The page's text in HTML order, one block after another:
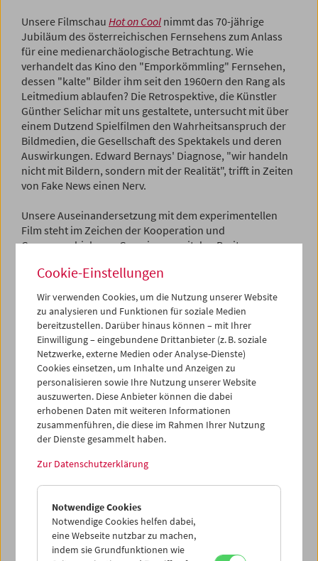
Unsere Filmschau Hot on Cool nimmt das 70-jährige
Jubiläum des österreichischen Fernsehens zum Anlass
für eine medienarchäologische Betrachtung. Wie
verhandelt das Kino den "Emporkömmling" Fernsehen,
dessen "kalte" Bilder ihm seit den 1960ern den Rang als
Leitmedium ablaufen? Die Retrospektive, die Künstler
Günther Selichar mit uns gestaltete, untersucht mit über
einem Dutzend Spielfilmen den Wahrheitsanspruch der
Bildmedien, die Gesellschaft des Spektakels und deren
Auswirkungen. Edward Bernays' Diagnose, "wir handeln
nicht mit Bildern, sondern mit der Realität", trifft in Zeiten
von Fake News einen Nerv.
Unsere Auseinandersetzung mit dem experimentellen
Film steht im Zeichen der Kooperation und
Grenzverschiebung. Gemeinsam mit den Breitenseer
vonBorjana Ventzislavova. Die österreichisch-bulgarische
Künstlerin, deren Werk medienreflexiv und politisch ist,
findet internationale Beachtung. Diskussion und
Begegnung stehen seit 20 Jahren im Mittelpunkt der
Schule für unabhängigen Film, die von Friedl Kubelka
gegründet wurde. Zum Geburtstag öffnen wir Lehrenden
und Studierenden unsere Türen für Programme, die das
Wesen des Films entdecken wollen: das Filmische an und
für sich.
Der Frage nach dem Filmischen widmete der jüngst
verstorbeneHarry Tomiceksein Leben: als Filmemacher,
vor allem hunderter Programmtexte, die er für uns
schrieb. Wir trauern um einen großen Kinodenker.
Michael Loebenstein
Dank an
Cookie-Einstellungen
Wir verwenden Cookies, um die Nutzung unserer Website
zu analysieren und Funktionen für soziale Medien
bereitzustellen. Darüber hinaus können – mit Ihrer
Einwilligung – eingebundene Drittanbieter (z. B. soziale
Netzwerke, externe Medien oder Analyse-Dienste)
Cookies einsetzen, um Inhalte und Anzeigen zu
personalisieren sowie Ihre Nutzung unserer Website
auszuwerten. Diese Anbieter können die dabei
erhobenen Daten mit weiteren Informationen
zusammenführen, die diese im Rahmen Ihrer Nutzung
der Dienste gesammelt haben.
Zur Datenschutzerklärung
Notwendige Cookies
Notwendige Cookies helfen dabei,
eine Webseite nutzbar zu machen,
indem sie Grundfunktionen wie